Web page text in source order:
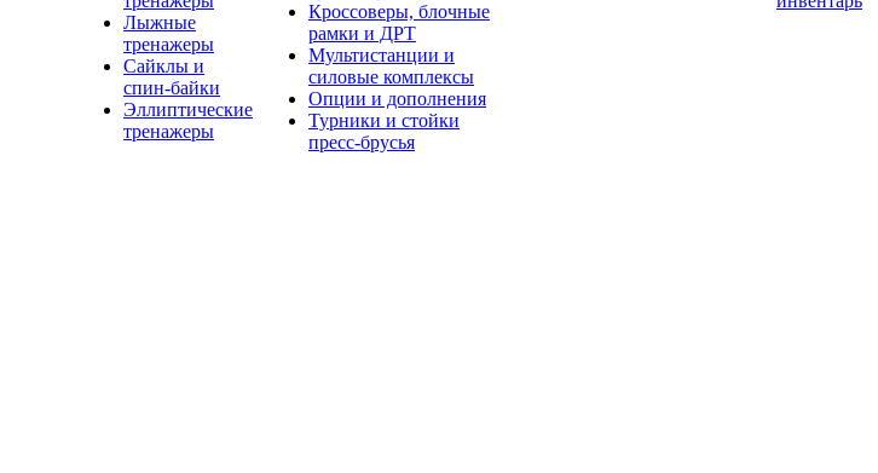
Лыжные
тренажеры
Сайклы и
спин-байки
Эллиптические
тренажеры
Кроссоверы, блочные
рамки и ДРТ
Мультистанции и
силовые комплексы
Опции и дополнения
Турники и стойки
пресс-брусья